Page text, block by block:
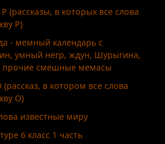
(рассказы, в которых все слова
Р)
- мемный календарь с
умный негр, ждун, Шурыгина,
прочие смешные мемасы
(рассказ, в котором все слова
О)
известные миру
6 класс 1 часть